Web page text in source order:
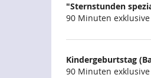
"Sternstunden
90 Minuten
Kindergeburtstag
90 Minuten